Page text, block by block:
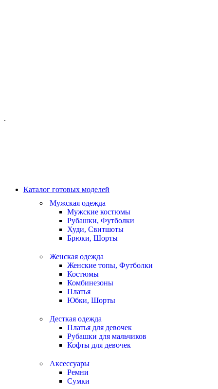
.
Каталог готовых моделей
Мужская одежда
Мужские костюмы
Рубашки, Футболки
Худи, Свитшоты
Брюки, Шорты
Женская одежда
Женские топы, Футболки
Костюмы
Комбинезоны
Платья
Юбки, Шорты
Десткая одежда
Платья для девочек
Рубашки для мальчиков
Кофты для девочек
Аксессуары
Ремни
Сумки